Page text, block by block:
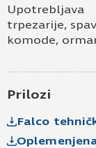
privatnosti
trpezarije,
komode,
Prilozi
Falco